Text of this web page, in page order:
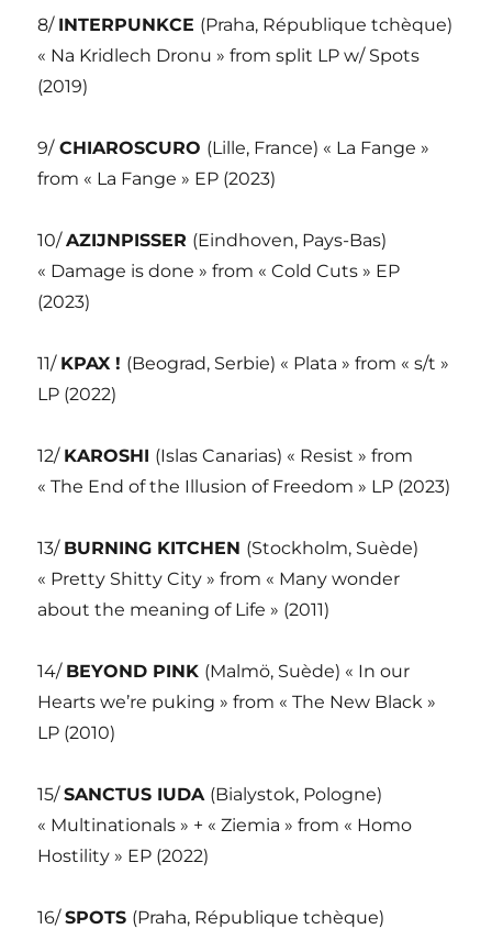
8/ INTERPUNKCE (Praha, République tchèque)
« Na Kridlech Dronu » from split LP w/ Spots
(2019)
9/CHIAROSCURO (Lille, France) « La Fange »
from « La Fange » EP (2023)
10/AZIJNPISSER (Eindhoven, Pays-Bas)
« Damage is done » from « Cold Cuts » EP
(2023)
11/ KPAX ! (Beograd, Serbie) « Plata » from « s/t »
LP (2022)
12/ KAROSHI (Islas Canarias) « Resist » from
« The End of the Illusion of Freedom » LP (2023)
13/ BURNING KITCHEN (Stockholm, Suède)
« Pretty Shitty City » from « Many wonder
about the meaning of Life » (2011)
14/ BEYOND PINK (Malmö, Suède) « In our
Hearts we’re puking » from « The New Black »
LP (2010)
15/SANCTUS IUDA (Bialystok, Pologne)
« Multinationals » + « Ziemia » from « Homo
Hostility » EP (2022)
16/SPOTS (Praha, République tchèque)